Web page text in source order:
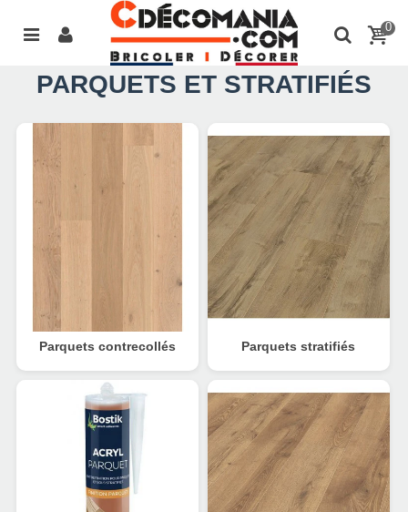
0
PARQUETS ET STRATIFIÉS
Parquets contrecollés Parquets stratifiés